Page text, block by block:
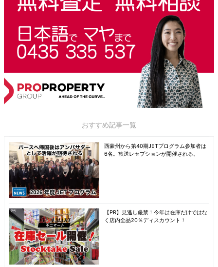
おすすめ記事一覧
西豪州から第40期JETプログラム参加者は
6名。歓送レセプションが開催される。
【PR】見逃し厳禁！今年は在庫だけではな
く店内全品20％ディスカウント！